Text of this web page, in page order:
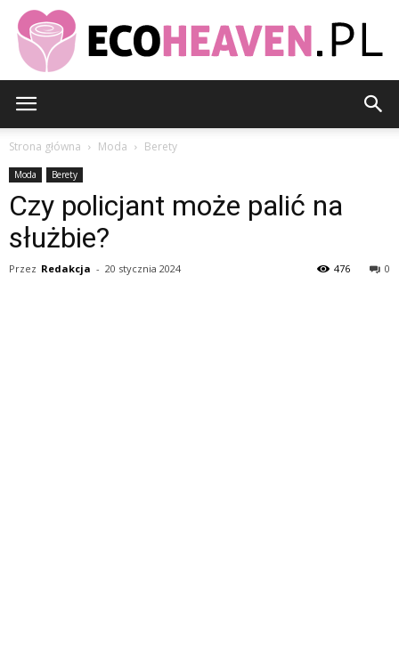
Strona główna Moda Berety
Moda Berety
Czy policjant może palić na
służbie?
Przez Redakcja - 20 stycznia 2024 0
476